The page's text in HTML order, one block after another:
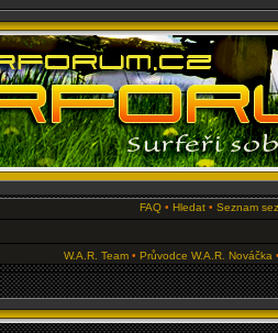
FAQ • Hledat • Seznam
W.A.R. Team• Průvodce W.A.R. Nováčka